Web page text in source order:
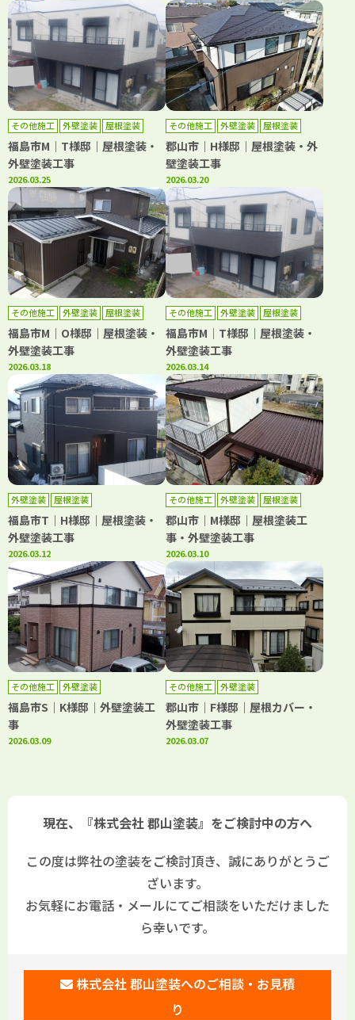
その他施工 外壁塗装
屋根塗装
防水工事
福島市M｜T様邸｜屋根塗装・
外壁塗装工事
2026.03.25
その他施工 外壁塗装
屋根塗装
防水工事
郡山市｜H様邸｜屋根塗装・外
壁塗装工事
2026.03.20
その他施工 外壁塗装 屋根塗装
福島市M｜O様邸｜屋根塗装・
外壁塗装工事
2026.03.18
その他施工 外壁塗装
屋根塗装
防水工事
福島市M｜T様邸｜屋根塗装・
外壁塗装工事
2026.03.14
外壁塗装 屋根塗装
福島市T｜H様邸｜屋根塗装・
外壁塗装工事
2026.03.12
その他施工 外壁塗装 屋根塗装
郡山市｜M様邸｜屋根塗装工
事・外壁塗装工事
2026.03.10
その他施工 外壁塗装
福島市S｜K様邸｜外壁塗装工
事
2026.03.09
その他施工 外壁塗装
郡山市｜F様邸｜屋根カバー・
外壁塗装工事
2026.03.07
現在、『株式会社 郡山塗装』をご検討中の方へ
この度は弊社の塗装をご検討頂き、誠にありがとうご
ざいます。
お気軽にお電話・メールにてご相談をいただけました
ら幸いです。
株式会社 郡山塗装へのご相談・お見積
り